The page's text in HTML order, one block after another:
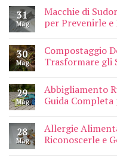
31
Mag
Macchie di
per Prevenirle
30
Mag
Compostaggio
Trasformare gli
29
Mag
Abbigliamento
Guida
28
Mag
Allergie
Riconoscerle e